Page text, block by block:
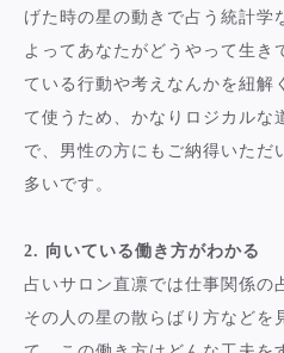
げた時の星の動きで占う統計学
よってあなたがどうやって生き
ている行動や考えなんかを紐解
て使うため、かなりロジカルな
で、男性の方にもご納得いただ
多いです。
2. 向いている働き方がわかる
占いサロン直凛では仕事関係の
その人の星の散らばり方などを